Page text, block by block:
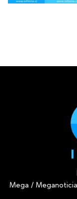
Mega /